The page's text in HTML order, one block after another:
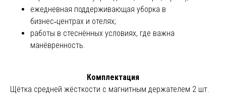
ежедневная поддерживающая уборка в
бизнес‑центрах и отелях;
работы в стеснённых условиях, где важна
манёвренность.
Комплектация
Щётка средней жёсткости с магнитным держателем 2 шт.